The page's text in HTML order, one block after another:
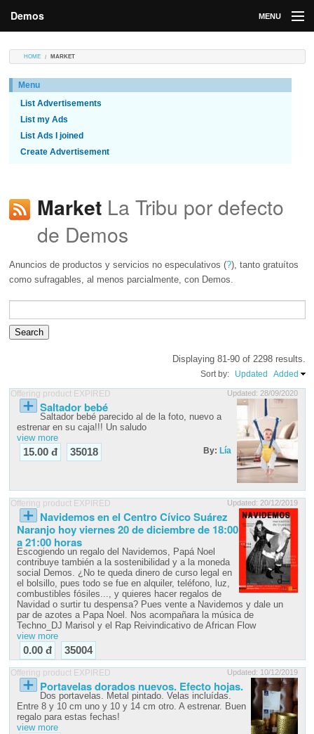
Demos MENU
Market
Contributors
HOME MARKET
Menu
List Advertisements
List my Ads
List Ads I joined
Create Advertisement
MarketLa Tribu por defecto
de Demos
Anuncios de productos y servicios no especulativos (?), tanto gratuítos
como sufragables, al menos parcialmente, con Demos.
Displaying 81-90 of 2298 results.
Sort by: Updated
Added
Offering product EXPIRED
Updated: 28/09/2020
Saltador bebé
Saltador bebé parecido al de la foto, nuevo a
estrenar en su caja!!! Un saludo
view more
15.00 đ 35018 By: Lía
Offering product EXPIRED Updated: 20/12/2019
Navidemos en el Centro Cívico Suárez
Naranjo hoy viernes 20 de diciembre de 18:00
a 21:00 horas
Escogiendo un regalo del Navidemos, Papá Noel
contribuye también a la sostenibilidad y a la moneda
social Demos. ¿No te queda dinero de curso legal en
el bolsillo, pues todo se fue en alquiler, teléfono, luz,
combustibles fósiles..., y quieres hacer regalos de
Navidad o surtir tu despensa? Pues vente a Navidemos y dale un
par de azotes a Papa Noel. Nos acompañara la música de
Techno_DJ Marisol y el Rap Reivindicativo de African Flow
view more
0.00 đ 35004
Offering product EXPIRED Updated: 10/12/2019
Portavelas dorados nuevos. Efecto hojas.
Dos portavelas. Metal pintado. Velas incluídas.
Entre 8 y 10 cm uno y 10 y 14 cm otro. A estrenar. Buen
regalo para estas fechas!
view more